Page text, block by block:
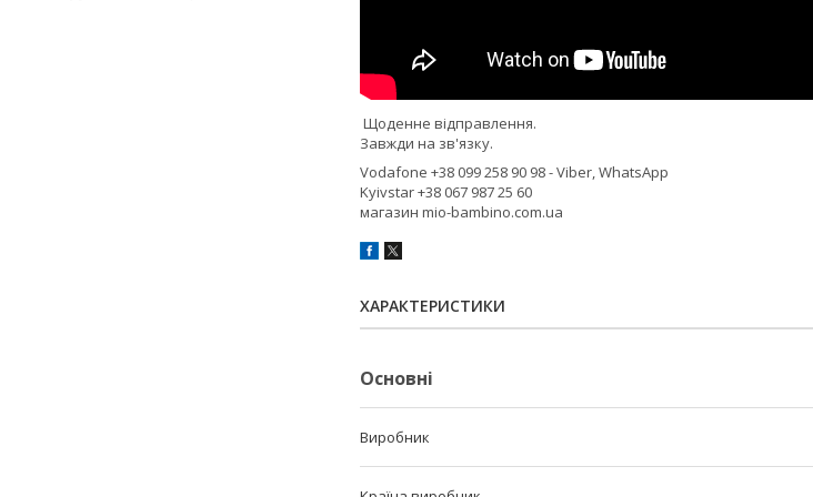
Щоденне відправлення.
Завжди на зв'язку.
Vodafone +38 099 258 90 98 - Viber, WhatsApp
Kyivstar +38 067 987 25 60
магазин mio-bambino.com.ua
ХАРАКТЕРИСТИКИ
Основні
Виробник